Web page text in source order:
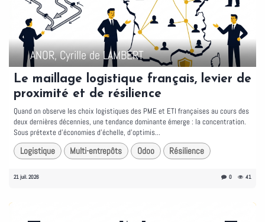
ANOR, Cyrille de LAMBERT
Le maillage logistique français, levier de
proximité et de résilience
Quand on observe les choix logistiques des PME et ETI françaises au cours des
deux dernières décennies, une tendance dominante émerge : la concentration.
Sous prétexte d'économies d'échelle, d'optimis...
Logistique Multi-entrepôts Odoo Résilience
21 juil. 2026 0 41